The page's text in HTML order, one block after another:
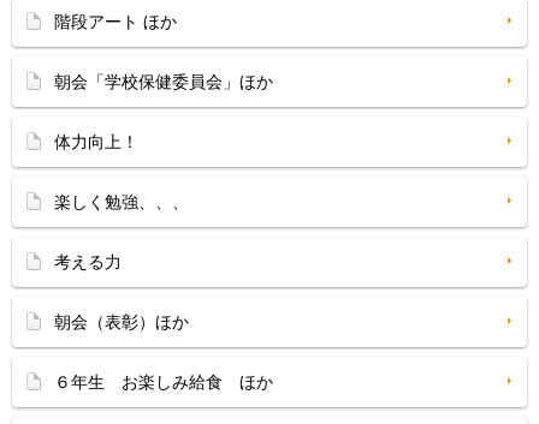
階段アート ほか
朝会「学校保健委員会」ほか
体力向上！
楽しく勉強、、、
考える力
朝会（表彰）ほか
６年生 お楽しみ給食 ほか